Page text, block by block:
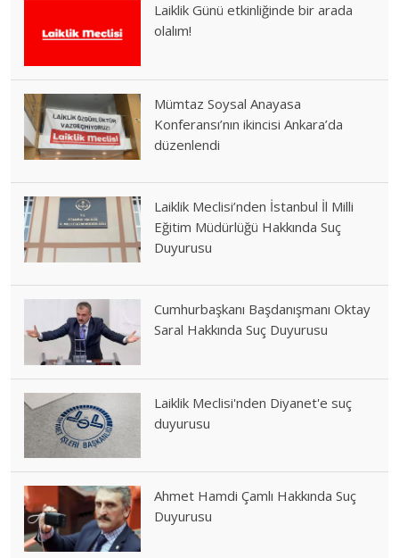
Laiklik Günü etkinliğinde bir arada
olalım!
Mümtaz Soysal Anayasa
Konferansı’nın ikincisi Ankara’da
düzenlendi
Laiklik Meclisi’nden İstanbul İl Milli
Eğitim Müdürlüğü Hakkında Suç
Duyurusu
Cumhurbaşkanı Başdanışmanı Oktay
Saral Hakkında Suç Duyurusu
Laiklik Meclisi'nden Diyanet'e suç
duyurusu
Ahmet Hamdi Çamlı Hakkında Suç
Duyurusu